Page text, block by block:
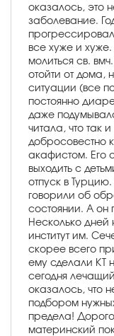
оказалось, это
заболевание.
все хуже и хуже.
молиться св.
отойти от дома,
ситуации (все
постоянно
даже
читала, что так
добросовестно
акафистом. Его
выходить с
отпуск в
говорили об
состоянии. А он
Несколько дней
институт им.
скорее всего
ему сделали КТ
сегодня
оказалось, что
подбором
предела!
материнский